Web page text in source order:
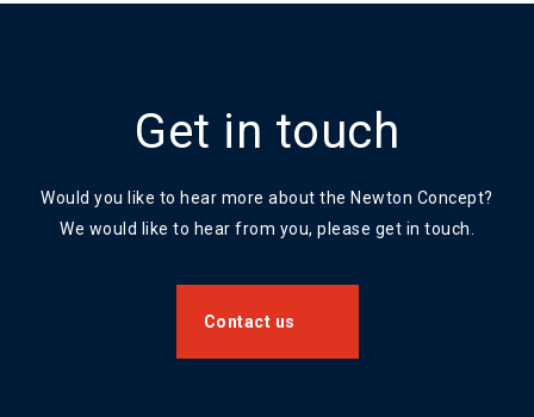
Get in touch
Would you like to hear more about the Newton Concept?
We would like to hear from you, please get in touch.
Contact us